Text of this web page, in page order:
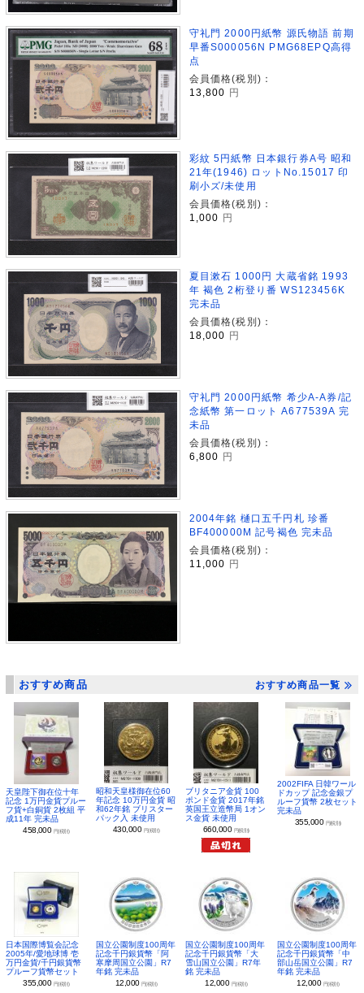
守礼門 2000円紙幣 源氏物語 前期
早番S000056N PMG68EPQ高得
点
会員価格(税別)：
13,800 円
彩紋 5円紙幣 日本銀行券A号 昭和
21年(1946) ロットNo.15017 印
刷小ズ/未使用
会員価格(税別)：
1,000 円
夏目漱石 1000円 大蔵省銘 1993
年 褐色 2桁登り番 WS123456K
完未品
会員価格(税別)：
18,000
円
守礼門 2000円紙幣 希少A-A券/記
念紙幣 第一ロット A677539A 完
未品
会員価格(税別)：
6,800
円
2004年銘 樋口五千円札 珍番
BF400000M 記号褐色 完未品
会員価格(税別)：
11,000
円
おすすめ商品 おすすめ商品一覧
天皇陛下御在位十年
記念 1万円金貨プルー
フ貨+白銅貨 2枚組 平
成11年 完未品
458,000 円(税別)
昭和天皇様御在位60
年記念 10万円金貨 昭
和62年銘 ブリスター
パック入 未使用
430,000 円(税別)
ブリタニア金貨 100
ポンド金貨 2017年銘
英国王立造幣局 1オン
ス金貨 未使用
660,000 円(税別)
2002FIFA 日韓ワール
ドカップ 記念金銀プ
ルーフ貨幣 2枚セット
完未品
355,000 円(税別)
日本国際博覧会記念
2005年/愛地球博 壱
万円金貨/千円銀貨幣
プルーフ貨幣セット
355,000 円(税別)
国立公園制度100周年
記念千円銀貨幣「阿
寒摩周国立公園」R7
年銘 完未品
12,000 円(税別)
国立公園制度100周年
記念千円銀貨幣「大
雪山国立公園」R7年
銘 完未品
12,000 円(税別)
国立公園制度100周年
記念千円銀貨幣「中
部山岳国立公園」R7
年銘 完未品
12,000 円(税別)